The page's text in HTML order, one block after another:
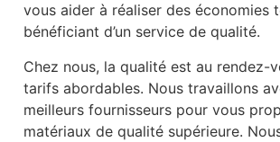
vous aider à réaliser des économies
bénéficiant d’un service de qualité.
Chez nous, la qualité est au rendez-
tarifs abordables. Nous travaillons
meilleurs fournisseurs pour vous
matériaux de qualité supérieure.